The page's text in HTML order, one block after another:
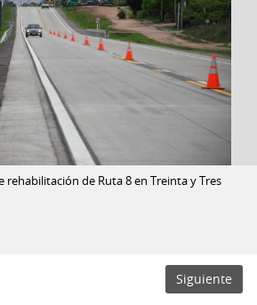
rehabilitación de Ruta 8 en Treinta y Tres
Siguiente